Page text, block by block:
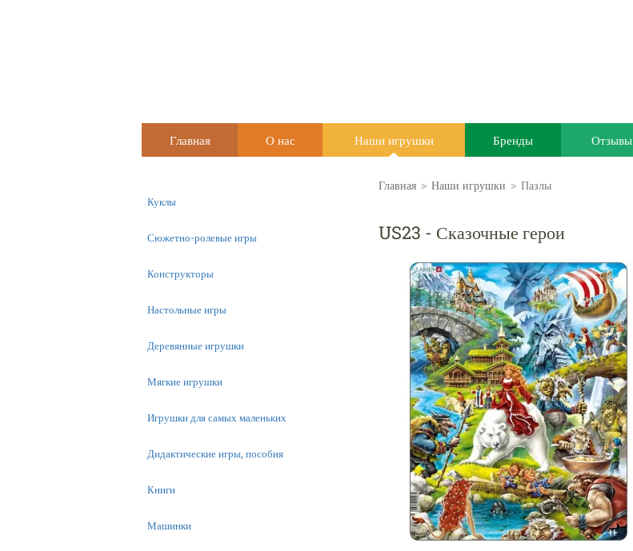
Главная О нас Наши игрушки Бренды Отзывы
Главная > Наши игрушки > Пазлы
US23 - Сказочные герои
Куклы
Сюжетно-ролевые игры
Конструкторы
Настольные игры
Деревянные игрушки
Мягкие игрушки
Игрушки для самых маленьких
Дидактические игры, пособия
Книги
Машинки